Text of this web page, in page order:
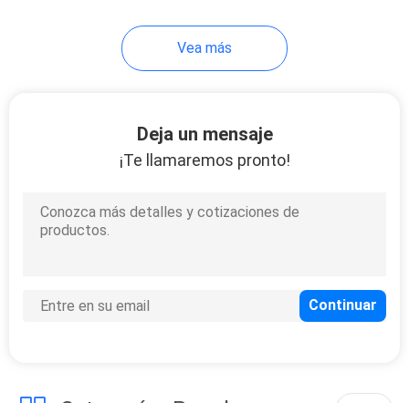
Bañador del
viscoso
Vea más
Deja un mensaje
¡Te llamaremos pronto!